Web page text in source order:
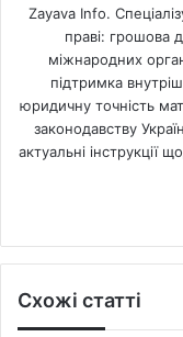
Zayava Info.
праві: грошова
міжнародних
підтримка
юридичну точність
законодавству
актуальні
Схожі статті